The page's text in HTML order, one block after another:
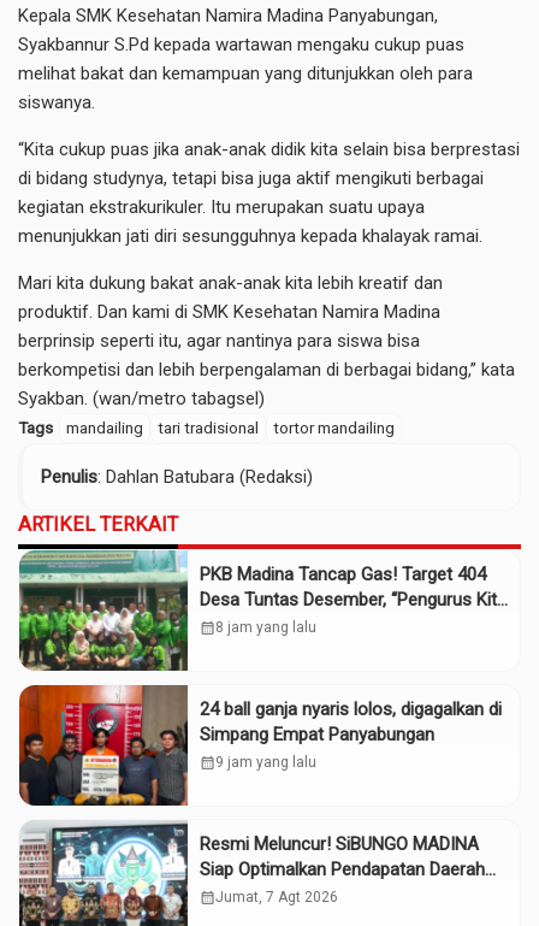
Kepala SMK Kesehatan Namira Madina Panyabungan,
Syakbannur S.Pd kepada wartawan mengaku cukup puas
melihat bakat dan kemampuan yang ditunjukkan oleh para
siswanya.
“Kita cukup puas jika anak-anak didik kita selain bisa berprestasi
di bidang studynya, tetapi bisa juga aktif mengikuti berbagai
kegiatan ekstrakurikuler. Itu merupakan suatu upaya
menunjukkan jati diri sesungguhnya kepada khalayak ramai.
Mari kita dukung bakat anak-anak kita lebih kreatif dan
produktif. Dan kami di SMK Kesehatan Namira Madina
berprinsip seperti itu, agar nantinya para siswa bisa
berkompetisi dan lebih berpengalaman di berbagai bidang,” kata
Syakban. (wan/metro tabagsel)
Tags mandailing tari tradisional tortor mandailing
Penulis: Dahlan Batubara (Redaksi)
ARTIKEL TERKAIT
PKB Madina Tancap Gas! Target 404
Desa Tuntas Desember, “Pengurus Kita
Adalah Tokoh”
calendar_month8 jam yang lalu
24 ball ganja nyaris lolos, digagalkan di
Simpang Empat Panyabungan
calendar_month9 jam yang lalu
Resmi Meluncur! SiBUNGO MADINA
Siap Optimalkan Pendapatan Daerah
Madina
calendar_monthJumat, 7 Agt 2026